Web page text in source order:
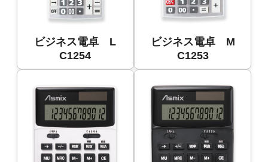
ビジネス電卓 L
C1254
ビジネス電卓 M
C1253